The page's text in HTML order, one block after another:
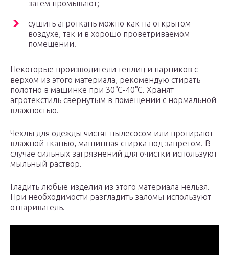
затем промывают;
сушить агроткань можно как на открытом
воздухе, так и в хорошо проветриваемом
помещении.
Некоторые производители теплиц и парников с
верхом из этого материала, рекомендую стирать
полотно в машинке при 30°С-40°С. Хранят
агротекстиль свернутым в помещении с нормальной
влажностью.
Чехлы для одежды чистят пылесосом или протирают
влажной тканью, машинная стирка под запретом. В
случае сильных загрязнений для очистки используют
мыльный раствор.
Гладить любые изделия из этого материала нельзя.
При необходимости разгладить заломы используют
отпариватель.